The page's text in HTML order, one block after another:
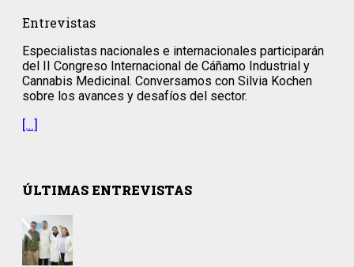
Entrevistas
Especialistas nacionales e internacionales participarán
del II Congreso Internacional de Cáñamo Industrial y
Cannabis Medicinal. Conversamos con Silvia Kochen
sobre los avances y desafíos del sector.
[…]
ÚLTIMAS ENTREVISTAS